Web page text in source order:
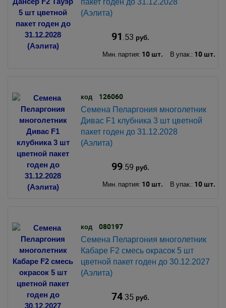
(Аэлита)
91.53 руб.
Мин. партия: 10 шт. В упак.: 10 шт.
код 126060
Семена Пеларгония многолетник
Дивас F1 клубника 3 шт цветной
пакет годен до 31.12.2028
(Аэлита)
99.59 руб.
Мин. партия: 10 шт. В упак.: 10 шт.
код 080197
Семена Пеларгония многолетник
Кабаре F2 смесь окрасок 5 шт
цветной пакет годен до 30.12.2027
(Аэлита)
74.35руб.